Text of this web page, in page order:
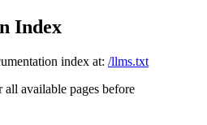
Index
index at: /llms.txt
available pages before